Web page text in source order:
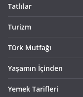
Tatlılar
Turizm
Türk Mutfağı
Yaşamın İçinden
Yemek Tarifleri